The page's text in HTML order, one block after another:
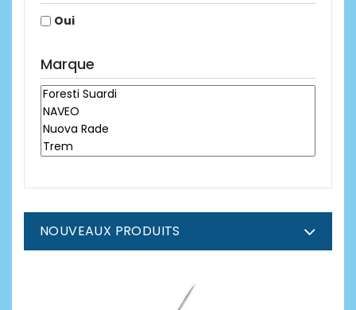
Oui
Marque
NOUVEAUX PRODUITS